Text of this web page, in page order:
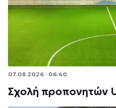
07.08.2026 · 06:40
Σχολή προπονητών